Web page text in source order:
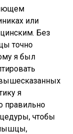
или
Без
точно
я был
я
правильно
чтобы